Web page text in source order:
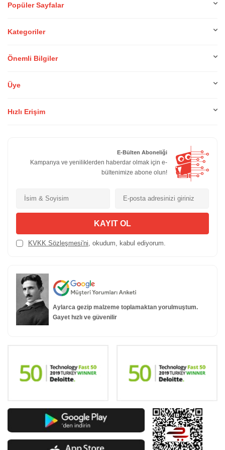
Popüler Sayfalar
Kategoriler
Önemli Bilgiler
Üye
Hızlı Erişim
E-Bülten Aboneliği
Kampanya ve yeniliklerden haberdar olmak için e-
bültenimize abone olun!
KAYIT OL
KVKK Sözleşmesi'ni , okudum, kabul ediyorum.
Aylarca gezip malzeme toplamaktan yorulmuştum.
Gayet hızlı ve güvenilir